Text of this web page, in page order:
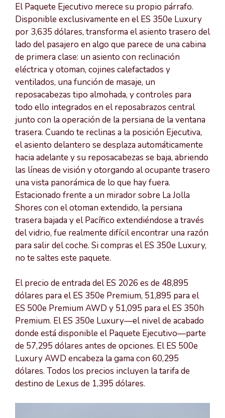
El Paquete Ejecutivo merece su propio párrafo.
Disponible exclusivamente en el ES 350e Luxury
por 3,635 dólares, transforma el asiento trasero del
lado del pasajero en algo que parece de una cabina
de primera clase: un asiento con reclinación
eléctrica y otoman, cojines calefactados y
ventilados, una función de masaje, un
reposacabezas tipo almohada, y controles para
todo ello integrados en el reposabrazos central
junto con la operación de la persiana de la ventana
trasera. Cuando te reclinas a la posición Ejecutiva,
el asiento delantero se desplaza automáticamente
hacia adelante y su reposacabezas se baja, abriendo
las líneas de visión y otorgando al ocupante trasero
una vista panorámica de lo que hay fuera.
Estacionado frente a un mirador sobre La Jolla
Shores con el otoman extendido, la persiana
trasera bajada y el Pacífico extendiéndose a través
del vidrio, fue realmente difícil encontrar una razón
para salir del coche. Si compras el ES 350e Luxury,
no te saltes este paquete.
El precio de entrada del ES 2026 es de 48,895
dólares para el ES 350e Premium, 51,895 para el
ES 500e Premium AWD y 51,095 para el ES 350h
Premium. El ES 350e Luxury—el nivel de acabado
donde está disponible el Paquete Ejecutivo—parte
de 57,295 dólares antes de opciones. El ES 500e
Luxury AWD encabeza la gama con 60,295
dólares. Todos los precios incluyen la tarifa de
destino de Lexus de 1,395 dólares.